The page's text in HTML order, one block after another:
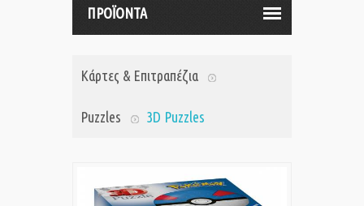
ΠΡΟΪΟΝΤΑ
Κάρτες & Επιτραπέζια
Puzzles 3D Puzzles